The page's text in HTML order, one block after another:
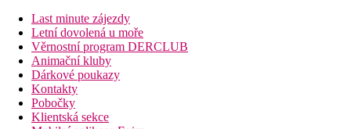
Stravování
Možnost stravování v programu All inclusive
Vzdálenosti
58 km
Last minute zájezdy
Letní dovolená u moře
Věrnostní program DERCLUB
Animační kluby
Dárkové poukazy
Kontakty
Pobočky
Klientská sekce